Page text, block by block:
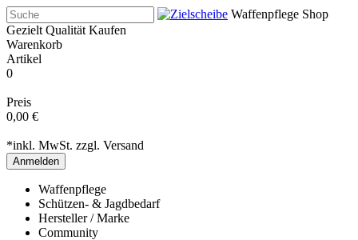
Waffenpflege Shop
Gezielt Qualität Kaufen
Warenkorb
Artikel
0
Preis
0,00 €
*inkl. MwSt. zzgl. Versand
Anmelden
Waffenpflege
Schützen- & Jagdbedarf
Hersteller / Marke
Community